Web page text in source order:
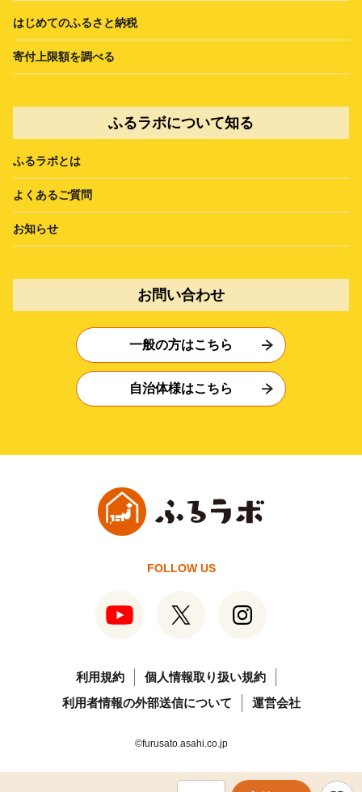
はじめてのふるさと納税
寄付上限額を調べる
ふるラボについて知る
ふるラボとは
よくあるご質問
お知らせ
お問い合わせ
一般の方はこちら
自治体様はこちら
FOLLOW US
利用規約
個人情報取り扱い規約
利用者情報の外部送信について
運営会社
©furusato.asahi.co.jp